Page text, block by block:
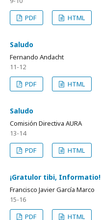
PDF
HTML
Saludo
Fernando Andacht
11-12
PDF
HTML
Saludo
Comisión Directiva AURA
13-14
PDF
HTML
¡Gratulor tibi, Informatio!
Francisco Javier García Marco
15-16
PDF
HTML